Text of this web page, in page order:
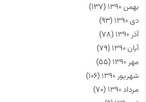
بهمن ۱۳۹۰
(۱۳۷)
دی ۱۳۹۰
(۹۳)
آذر ۱۳۹۰
(۷۸)
آبان ۱۳۹۰
(۷۹)
مهر ۱۳۹۰
(۵۵)
شهریور ۱۳۹۰
(۱۰۶)
مرداد ۱۳۹۰
(۷۰)